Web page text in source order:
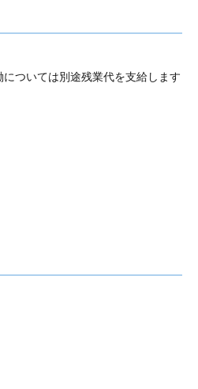
ついては別途残業代を支給します